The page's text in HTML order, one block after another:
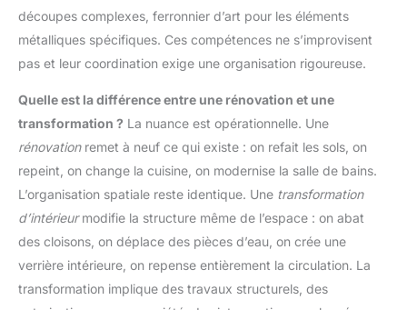
découpes complexes, ferronnier d’art pour les éléments
métalliques spécifiques. Ces compétences ne s’improvisent
pas et leur coordination exige une organisation rigoureuse.
Quelle est la différence entre une rénovation et une
transformation ? La nuance est opérationnelle. Une
rénovationremet à neuf ce qui existe : on refait les sols, on
repeint, on change la cuisine, on modernise la salle de bains.
L’organisation spatiale reste identique. Une transformation
d’intérieurmodifie la structure même de l’espace : on abat
des cloisons, on déplace des pièces d’eau, on crée une
verrière intérieure, on repense entièrement la circulation. La
transformation implique des travaux structurels, des